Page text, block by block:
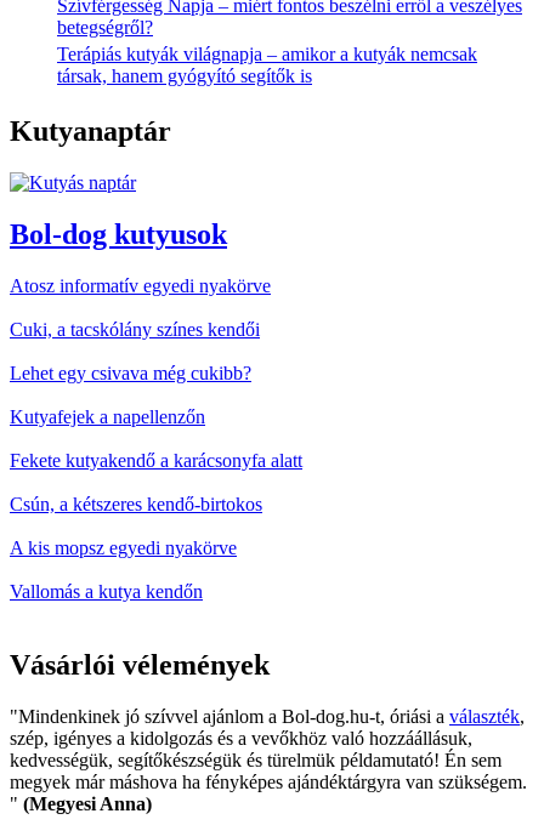
Szívférgesség Napja – miért fontos beszélni erről a veszélyes
betegségről?
Terápiás kutyák világnapja – amikor a kutyák nemcsak
társak, hanem gyógyító segítők is
Kutyanaptár
Bol-dog kutyusok
Atosz informatív egyedi nyakörve
Cuki, a tacskólány színes kendői
Lehet egy csivava még cukibb?
Kutyafejek a napellenzőn
Fekete kutyakendő a karácsonyfa alatt
Csún, a kétszeres kendő-birtokos
A kis mopsz egyedi nyakörve
Vallomás a kutya kendőn
Vásárlói vélemények
"Mindenkinek jó szívvel ajánlom a Bol-dog.hu-t, óriási a választék,
szép, igényes a kidolgozás és a vevőkhöz való hozzáállásuk,
kedvességük, segítőkészségük és türelmük példamutató! Én sem
megyek már máshova ha fényképes ajándéktárgyra van szükségem.
" (Megyesi Anna)